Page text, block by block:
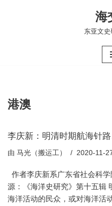
海
东亚文史
港澳
李庆新：明清时期航海针
由 马光（搬运工） 2020-11-
作者李庆新系广东省社会科
源：《海洋史研究》第十五辑
海洋活动的民众，或对海洋活